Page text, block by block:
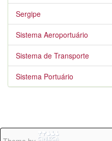
Sergipe
Sistema Aeroportuário
Sistema de Transporte
Sistema Portuário